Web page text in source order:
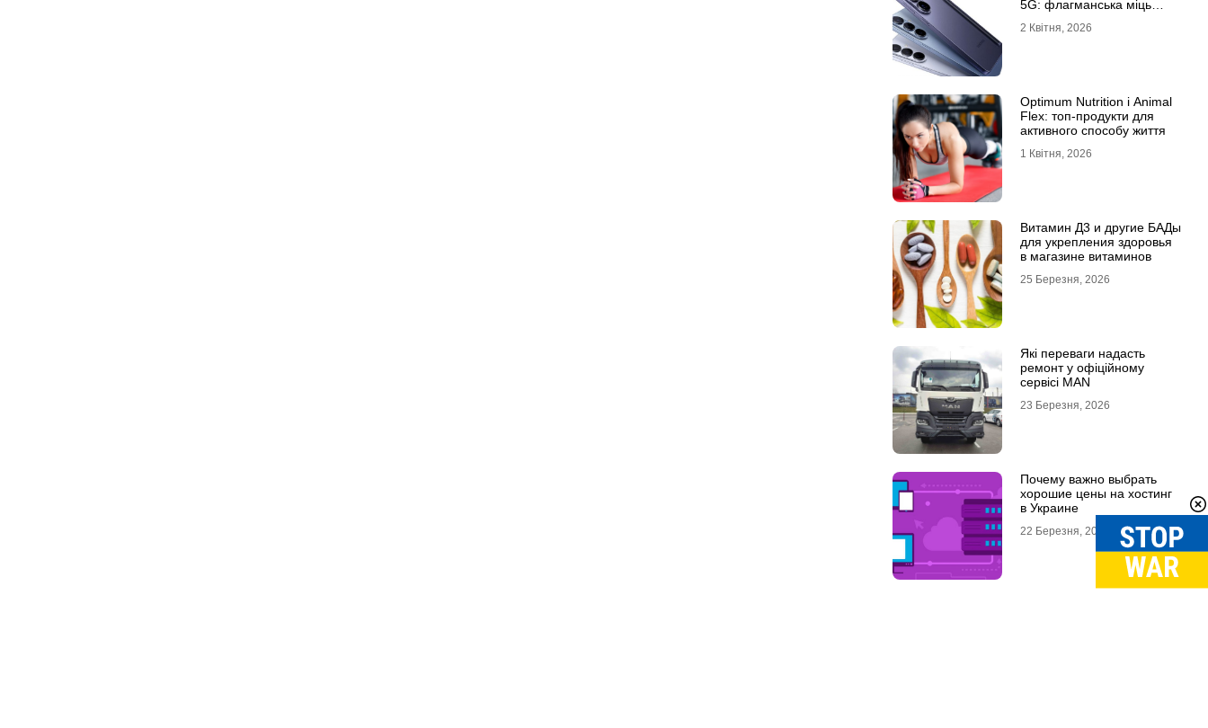
5G: флагманська міць
2 Квітня, 2026
Optimum Nutrition і Animal
Flex: топ-продукти для
активного способу життя
1 Квітня, 2026
Витамин Д3 и другие БАДы
для укрепления здоровья
в магазине витаминов
25 Березня, 2026
Які переваги надасть
ремонт у офіційному
сервісі MAN
23 Березня, 2026
Почему важно выбрать
хорошие цены на хостинг
в Украине
22 Березня, 2026